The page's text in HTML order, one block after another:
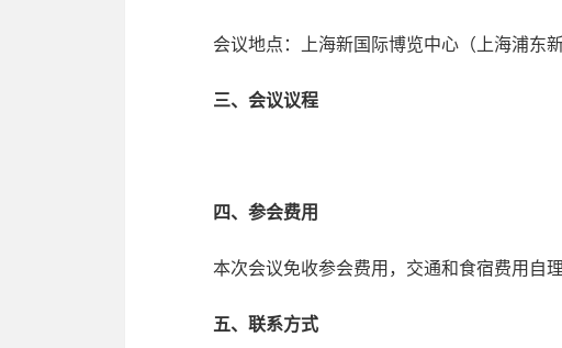
会议地点：上海新国际博览中心（上海浦东新
三、会议议程
四、参会费用
本次会议免收参会费用，交通和食宿费用自理
五、联系方式